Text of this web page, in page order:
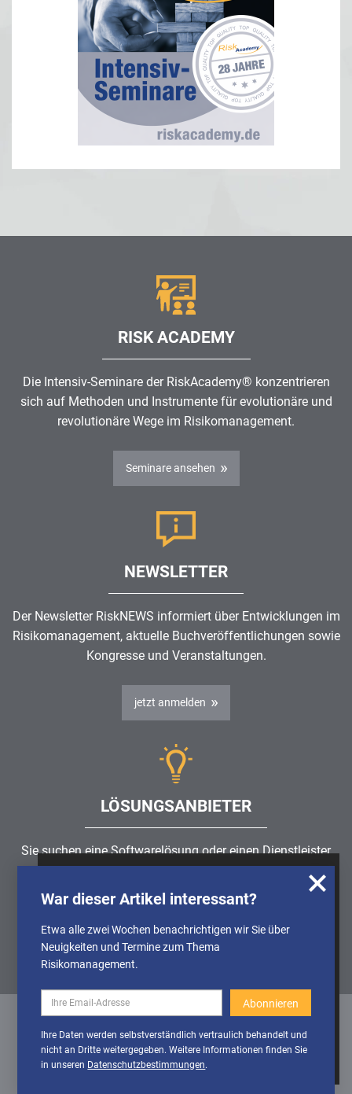
Informationen über die Nutzung unserer
Webseite zu erhalten und unser Angebot so
stetig verbessern zu können. Weitere
Informationen finden Sie in unserer
deaktivieren
Cookies aktivieren
RISK ACADEMY
Die Intensiv-Seminare der RiskAcademy® konzentrieren
sich auf Methoden und Instrumente für evolutionäre und
revolutionäre Wege im Risikomanagement.
Seminare ansehen
NEWSLETTER
Der Newsletter RiskNEWS informiert über Entwicklungen im
Risikomanagement, aktuelle Buchveröffentlichungen sowie
Kongresse und Veranstaltungen.
jetzt anmelden
LÖSUNGSANBIETER
Sie suchen eine Softwarelösung oder einen Dienstleister
rund um die ThemenRisikomanagement,GRC, IKS oder
ISMS?
Partner finden
Datenschutz/Impressum/Sitemap
© 1999 - 2026 RiskNET GmbH - The Risk Management Network
War dieser Artikel interessant?
Etwa alle zwei Wochen benachrichtigen wir Sie über
Neuigkeiten und Termine zum Thema
Risikomanagement.
Ihre Daten werden selbstverständlich vertraulich behandelt und
nicht an Dritte weitergegeben. Weitere Informationen finden Sie
in unseren Datenschutzbestimmungen.